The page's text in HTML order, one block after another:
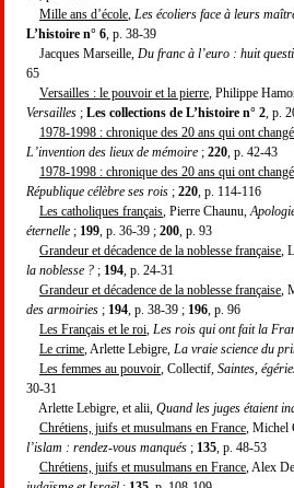
Mille ans d’école Les écoliers face à leurs
L’histoire n° 6 , p. 38-39
Jacques Marseille, Du franc à l’euro : huit
65
Versailles : le pouvoir et la pierre , Philippe
Versailles ; Les collections de L’histoire n° 2 , p.
1978-1998 : chronique des 20 ans qui ont
L’invention des lieux de mémoire ; 220 , p. 42-43
1978-1998 : chronique des 20 ans qui ont
République célèbre ses rois ; 220 , p. 114-116
Les catholiques français , Pierre Chaunu,
éternelle ; 199 , p. 36-39 ; 200 , p. 93
Grandeur et décadence de la noblesse française ,
la noblesse ? ; 194 , p. 24-31
Grandeur et décadence de la noblesse française ,
des armoiries ; 194 , p. 38-39 ; 196 , p. 96
Les Français et le roi Les rois qui ont fait la
Le crime , Arlette Lebigre, La vraie science du
Les femmes au pouvoir , Collectif, Saintes,
30-31
Arlette Lebigre, et alii, Quand les juges étaient
Chrétiens, juifs et musulmans en France , Michel
l’islam : rendez-vous manqués ; 135 , p. 48-53
Chrétiens, juifs et musulmans en France , Alex